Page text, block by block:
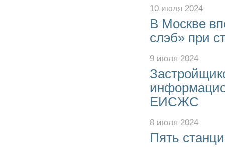
10 июля 2024
В Москве
слэб» при
9 июля 2024
ЕИСЖС
8 июля 2024
Пять